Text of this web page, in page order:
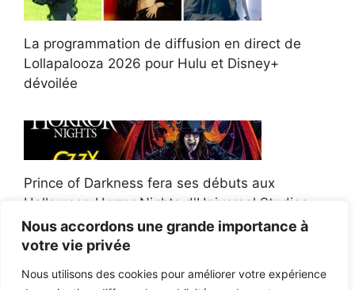
Nous accordons une grande importance à
votre vie privée
Nous utilisons des cookies pour améliorer votre expérience
La programmation de diffusion en direct de
Lollapalooza 2026 pour Hulu et Disney+
dévoilée
Prince of Darkness fera ses débuts aux
Halloween Horror Nights d'Universal Studios